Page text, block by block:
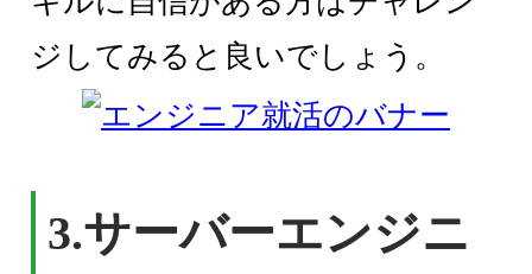
ジしてみると良いでしょう。
3.サーバーエンジニ